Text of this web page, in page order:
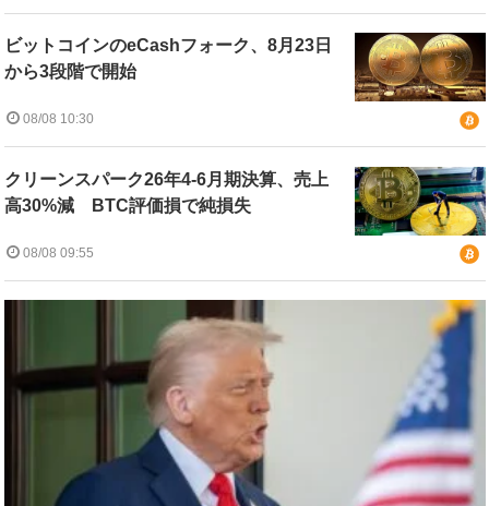
ビットコインのeCashフォーク、8月23日
から3段階で開始
08/08 10:30
クリーンスパーク26年4-6月期決算、売上
高30%減 BTC評価損で純損失
08/08 09:55